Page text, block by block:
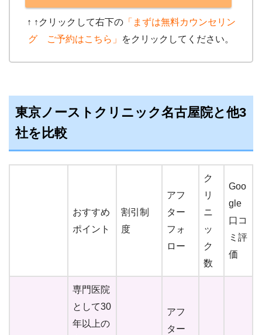
↑ ↑クリック して右下の「まずは無料カウンセリン
グ ご予約はこちら」
をクリックしてください。
東京ノーストクリニック名古屋院と他3
社を比較
おすすめ
ポイント
割引制
度
アフ
ター
フォ
ロー
ク
リ
ニ
ッ
ク
数
Goo
gle
口コ
ミ評
価
専門医院
として30
年以上の
アフ
ター